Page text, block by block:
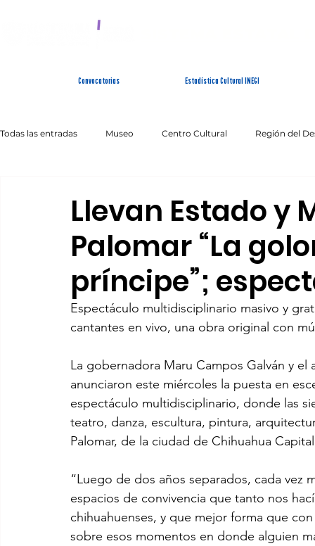
Convocatorias Estadística Cultural INEGI
Todas las entradas Museo Centro Cultural Región del
Llevan Estado y
Palomar “La
príncipe”;
Espectáculo multidisciplinario masivo y
cantantes en vivo, una obra original con
La gobernadora Maru Campos Galván y
anunciaron este miércoles la puesta en
espectáculo multidisciplinario, donde las
teatro, danza, escultura, pintura,
Palomar, de la ciudad de Chihuahua
“Luego de dos años separados, cada vez
espacios de convivencia que tanto nos
chihuahuenses, y que mejor forma que
sobre esos momentos en donde alguien